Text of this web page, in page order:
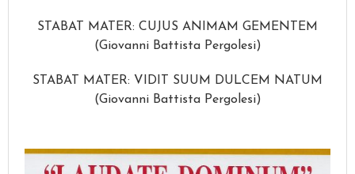
STABAT MATER: CUJUS ANIMAM GEMENTEM
(Giovanni Battista Pergolesi)
STABAT MATER: VIDIT SUUM DULCEM NATUM
(Giovanni Battista Pergolesi)